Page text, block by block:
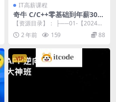
IT高薪课程
奇牛 C/C++零基础到年薪30W
全栈工程师
【资源目录】： ├──01-【2024
期】C、C入门：基础语法+项目实
战 | ├...
2 年前 159 88
VIP